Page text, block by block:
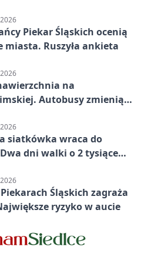
Piekar Śląskich ocenią
miasta. Ruszyła ankieta
na
Autobusy zmienią
siatkówka wraca do
dni walki o 2 tysiące
Piekarach Śląskich zagraża
ryzyko w aucie